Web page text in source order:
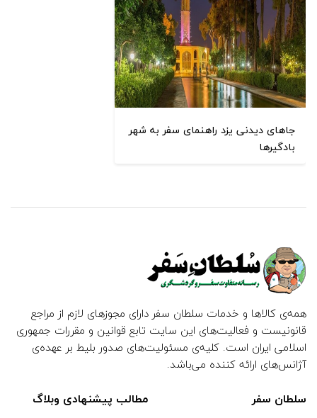
جاهای دیدنی یزد راهنمای سفر به شهر
بادگیرها
همه‌ی کالاها و خدمات سلطان سفر دارای مجوزهای لازم از مراجع
قانونیست و فعالیت‌های این سایت تابع قوانین و مقررات جمهوری
اسلامی ایران است. کلیه‌ی مسئولیت‌های صدور بلیط بر عهده‌ی
آژانس‌های ارائه کننده می‌باشد.
سلطان سفر مطالب پیشنهادی وبلاگ